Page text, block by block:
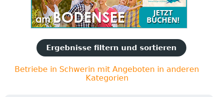
Ergebnisse filtern und sortieren
Betriebe in Schwerin mit Angeboten in anderen
Kategorien